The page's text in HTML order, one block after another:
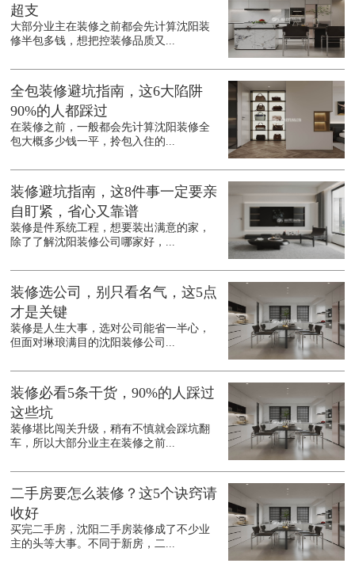
超支
大部分业主在装修之前都会先计算沈阳装
修半包多钱，想把控装修品质又...
全包装修避坑指南，这6大陷阱
90%的人都踩过
在装修之前，一般都会先计算沈阳装修全
包大概多少钱一平，拎包入住的...
装修避坑指南，这8件事一定要亲
自盯紧，省心又靠谱
装修是件系统工程，想要装出满意的家，
除了了解沈阳装修公司哪家好，...
装修选公司，别只看名气，这5点
才是关键
装修是人生大事，选对公司能省一半心，
但面对琳琅满目的沈阳装修公司...
装修必看5条干货，90%的人踩过
这些坑
装修堪比闯关升级，稍有不慎就会踩坑翻
车，所以大部分业主在装修之前...
二手房要怎么装修？这5个诀窍请
收好
买完二手房，沈阳二手房装修成了不少业
主的头等大事。不同于新房，二...